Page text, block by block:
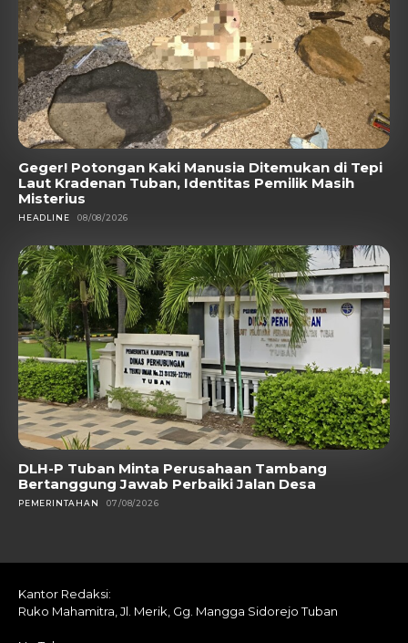
Geger! Potongan Kaki Manusia Ditemukan di Tepi
Laut Kradenan Tuban, Identitas Pemilik Masih
Misterius
HEADLINE 08/08/2026
DLH-P Tuban Minta Perusahaan Tambang
Bertanggung Jawab Perbaiki Jalan Desa
PEMERINTAHAN 07/08/2026
Kantor Redaksi:
Ruko Mahamitra, Jl. Merik, Gg. Mangga Sidorejo Tuban